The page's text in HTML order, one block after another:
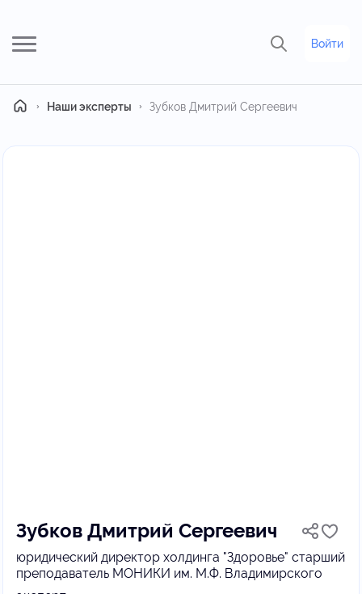
Войти
ГлавнаяНаши эксперты Зубков Дмитрий Сергеевич
Зубков Дмитрий Сергеевич
юридический директор холдинга "Здоровье" старший
преподаватель МОНИКИ им. М.Ф. Владимирского